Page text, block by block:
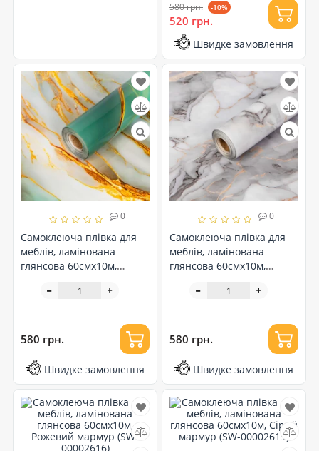
580 грн. -10%
520 грн.
Швидке замовлення
0
Самоклеюча плівка для
меблів, ламінована
глянсова 60смх10м,
(SW-00002618)
580 грн.
Швидке замовлення
0
Самоклеюча плівка для
меблів, ламінована
глянсова 60смх10м,
580 грн.
Швидке замовлення